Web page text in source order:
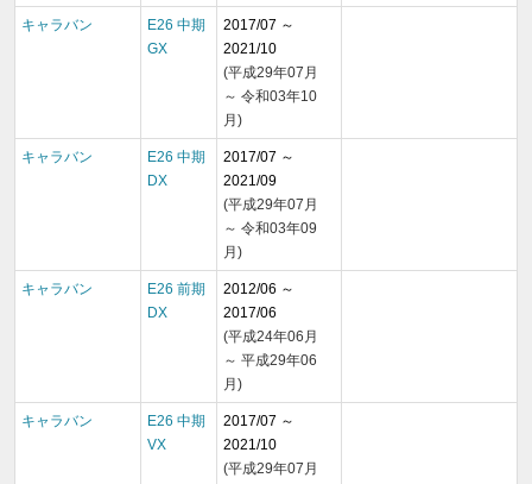
キャラバン
E26 中期
GX
2017/07 ～
2021/10
(平成29年07月
～ 令和03年10
月)
キャラバン
E26 中期
DX
2017/07 ～
2021/09
(平成29年07月
～ 令和03年09
月)
キャラバン
E26 前期
DX
2012/06 ～
2017/06
(平成24年06月
～ 平成29年06
月)
キャラバン
E26 中期
VX
2017/07 ～
2021/10
(平成29年07月